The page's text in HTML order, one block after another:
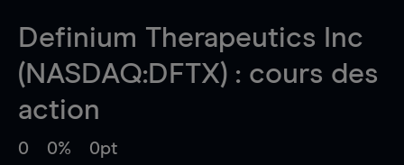
Definium Therapeutics Inc
(NASDAQ:DFTX) : cours des
action
0 0% 0pt